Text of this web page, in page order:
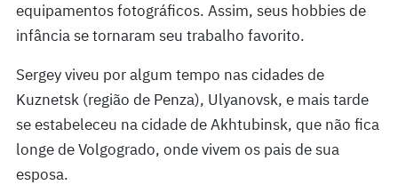
equipamentos fotográficos. Assim, seus hobbies de
infância se tornaram seu trabalho favorito.
Sergey viveu por algum tempo nas cidades de
Kuznetsk (região de Penza), Ulyanovsk, e mais tarde
se estabeleceu na cidade de Akhtubinsk, que não fica
longe de Volgogrado, onde vivem os pais de sua
esposa.